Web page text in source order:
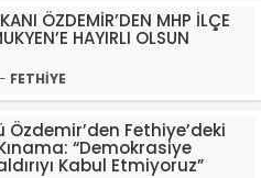
ÖZDEMİR’DEN MHP İLÇE
HAYIRLI OLSUN
FETHİYE
Özdemir’den Fethiye’deki
“Demokrasiye
Kabul Etmiyoruz”